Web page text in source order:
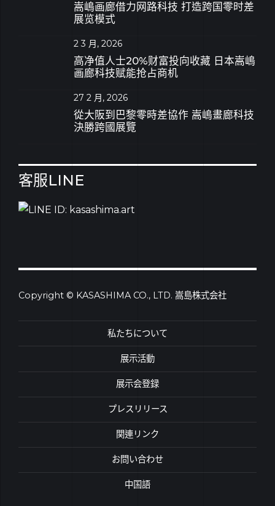
嵩嶋画廊借力网路科技 打造跨国零时差
展览模式
2 3 月, 2026
高净值人士20%财富投向收藏 日本嵩嶋
画廊科技赋能抢占商机
27 2 月, 2026
從大阪到巴黎零時差協作 嵩嶋畫廊科技
決勝跨國展覽
客服LINE
Copyright © KASASHIMA CO., LTD. 嵩島株式会社
私たちについて
展示活動
展示会登録
プレスリリース
関連リンク
お問い合わせ
中国語